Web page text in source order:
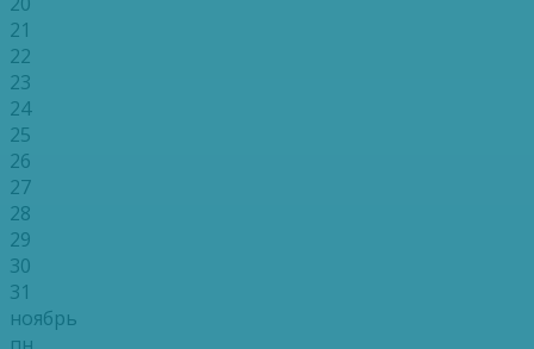
21
22
23
24
25
26
27
28
29
30
31
ноябрь
пн